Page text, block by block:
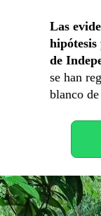
Las
hipótesis
de
se han
blanco